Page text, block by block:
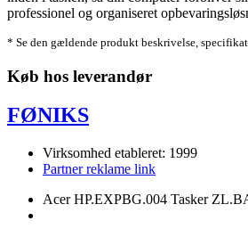
professionel og organiseret
* Se den gældende produkt beskrivelse,
Køb hos leverandør
FØNIKS
Virksomhed etableret: 1999
Partner reklame link
Acer HP.EXPBG.004 Tasker